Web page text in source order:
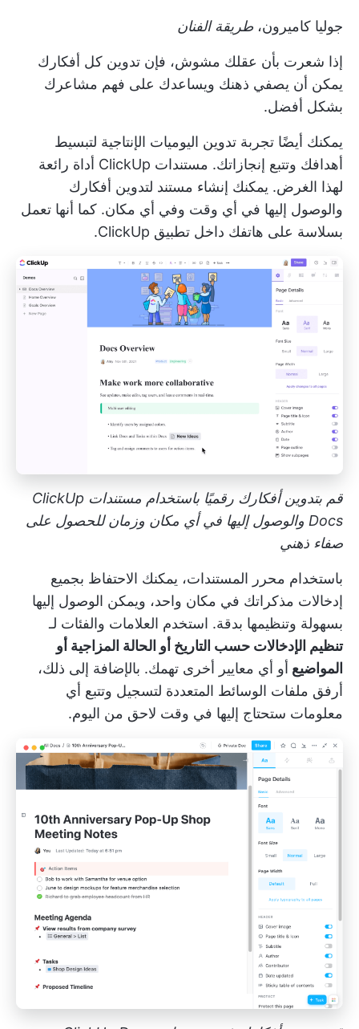
جوليا كاميرون، طريقة الفنان
إذا شعرت بأن عقلك مشوش، فإن تدوين كل أفكارك
يمكن أن يصفي ذهنك ويساعدك على فهم مشاعرك
بشكل أفضل.
يمكنك أيضًا تجربة تدوين اليوميات الإنتاجية لتبسيط
أهدافك وتتبع إنجازاتك. مستندات ClickUp
أداة رائعة
لهذا الغرض. يمكنك إنشاء مستند لتدوين أفكارك
والوصول إليها في أي وقت وفي أي مكان. كما أنها تعمل
بسلاسة على هاتفك داخل تطبيق ClickUp.
قم بتدوين أفكارك رقميًا باستخدام مستندات ClickUp
Docs والوصول إليها في أي مكان وزمان للحصول على
صفاء ذهني
باستخدام محرر المستندات، يمكنك الاحتفاظ بجميع
إدخالات مذكراتك في مكان واحد، ويمكن الوصول إليها
بسهولة وتنظيمها بدقة. استخدم العلامات والفئات لـ
تنظيم الإدخالات حسب التاريخ أو الحالة المزاجية أو
المواضيع أو أي معايير أخرى تهمك. بالإضافة إلى ذلك،
أرفق ملفات الوسائط المتعددة لتسجيل وتتبع أي
معلومات ستحتاج إليها في وقت لاحق من اليوم.